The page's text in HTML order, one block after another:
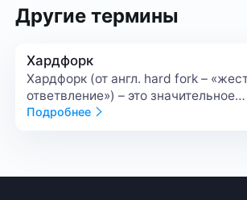
Другие термины
Хардфорк
Хардфорк (от англ. hard fork –
ответвление») – это значительное
изменение протокола блокчейна, при
с обновлением кода, а с
Подробнее